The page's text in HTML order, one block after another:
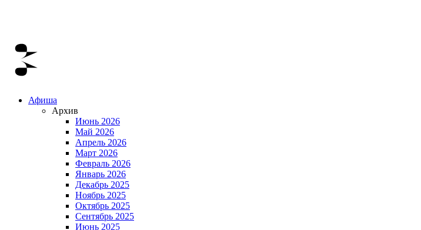
Афиша
Архив
Июнь 2026
Май 2026
Апрель 2026
Март 2026
Февраль 2026
Январь 2026
Декабрь 2025
Ноябрь 2025
Октябрь 2025
Сентябрь 2025
Июнь 2025